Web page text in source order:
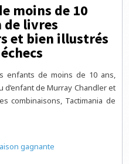
moins de 10
de livres
et bien illustrés
enfants de moins de 10 ans,
de Murray Chandler et
combinaisons, Tactimania de
gagnante